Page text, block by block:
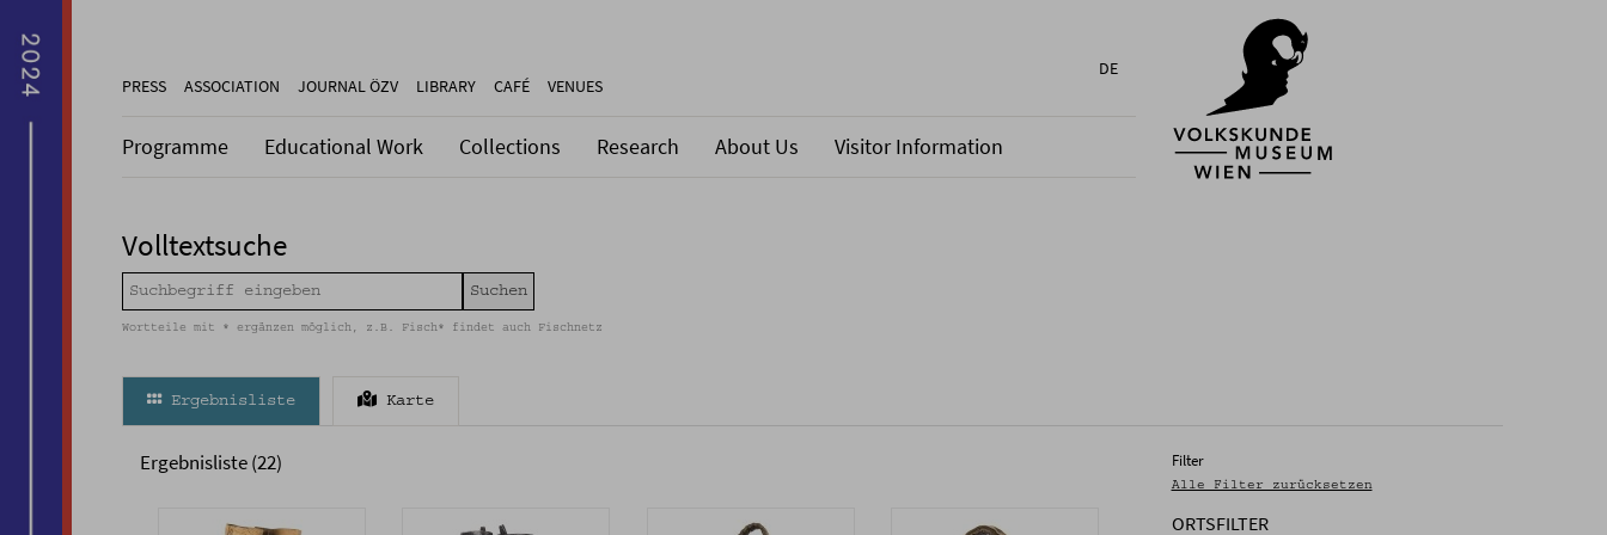
PRESS ASSOCIATION JOURNAL ÖZV LIBRARY CAFÉ VENUES
DE
Programme Educational Work Collections Research About Us Visitor Information
Volltextsuche
Wortteile mit * ergänzen möglich, z.B. Fisch* findet auch Fischnetz
Ergebnisliste Karte
Filter
Alle Filter zurücksetzen
ORTSFILTER
Ergebnisliste (22)